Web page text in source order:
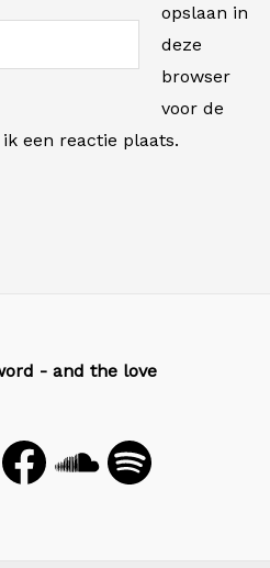
opslaan in
deze
browser
voor de
een reactie plaats.
- and the love